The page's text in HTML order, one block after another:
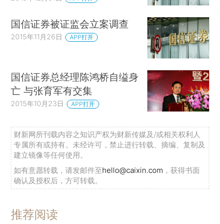
国信证券被证监会立案调查
2015年11月26日 APP打开
国信证券总经理陈鸿桥自缢身
亡 与张育军有交集
2015年10月23日 APP打开
财新网所刊载内容之知识产权为财新传媒及/或相关权利人
专属所有或持有。未经许可，禁止进行转载、摘编、复制及
建立镜像等任何使用。
如有意愿转载，请发邮件至hello@caixin.com ，获得书面
确认及授权后，方可转载。
推荐阅读